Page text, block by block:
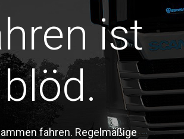
ist
blöd.
fahren. Regelmäßige